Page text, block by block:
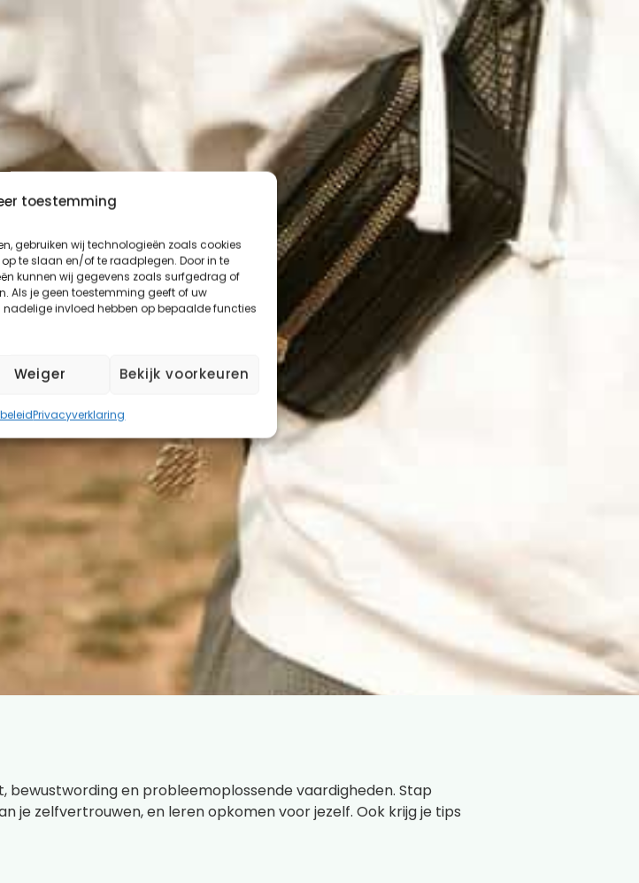
toestemming
gebruiken wij technologieën zoals cookies
te slaan en/of te raadplegen. Door in te
kunnen wij gegevens zoals surfgedrag of
Als je geen toestemming geeft of uw
invloed hebben op bepaalde functies
Weiger Bekijk voorkeuren
Privacyverklaring
en probleemoplossende vaardigheden. Stap
je zelfvertrouwen, en leren opkomen voor jezelf. Ook krijg je tips